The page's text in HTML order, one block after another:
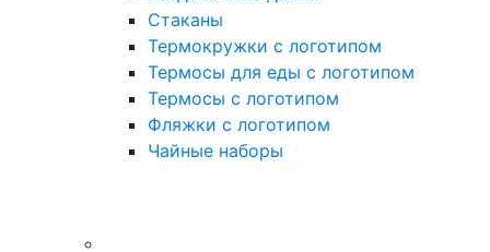
Стаканы
Термокружки с логотипом
Термосы для еды с логотипом
Термосы с логотипом
Фляжки с логотипом
Чайные наборы